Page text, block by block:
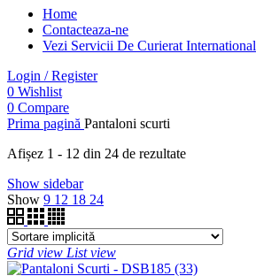
Home
Contacteaza-ne
Vezi Servicii De Curierat International
Login / Register
0 Wishlist
0 Compare
Prima pagină Pantaloni scurti
Afișez 1 - 12 din 24 de rezultate
Show sidebar
Show 9 12 18 24
Grid view List view